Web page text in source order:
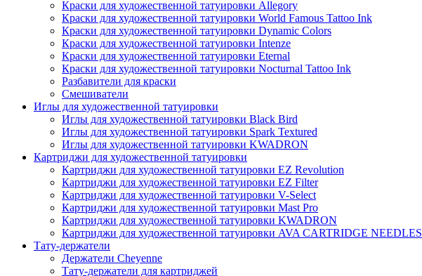
Краски для художественной татуировки Allegory
Краски для художественной татуировки World Famous Tattoo Ink
Краски для художественной татуировки Dynamic Colors
Краски для художественной татуировки Intenze
Краски для художественной татуировки Eternal
Краски для художественной татуировки Nocturnal Tattoo Ink
Разбавители для краски
Смешиватели
Иглы для художественной татуировки
Иглы для художественной татуировки Black Bird
Иглы для художественной татуировки Spark Textured
Иглы для художественной татуировки KWADRON
Картриджи для художественной татуировки
Картриджи для художественной татуировки EZ Revolution
Картриджи для художественной татуировки EZ Filter
Картриджи для художественной татуировки V-Select
Картриджи для художественной татуировки Mast Pro
Картриджи для художественной татуировки KWADRON
Картриджи для художественной татуировки AVA CARTRIDGE NEEDLES
Тату-держатели
Держатели Cheyenne
Тату-держатели для картриджей